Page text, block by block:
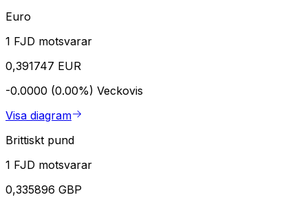
Euro
1 FJD motsvarar
0,391747 EUR
-0.0000 (0.00%) Veckovis
Visa diagram
Brittiskt pund
1 FJD motsvarar
0,335896 GBP